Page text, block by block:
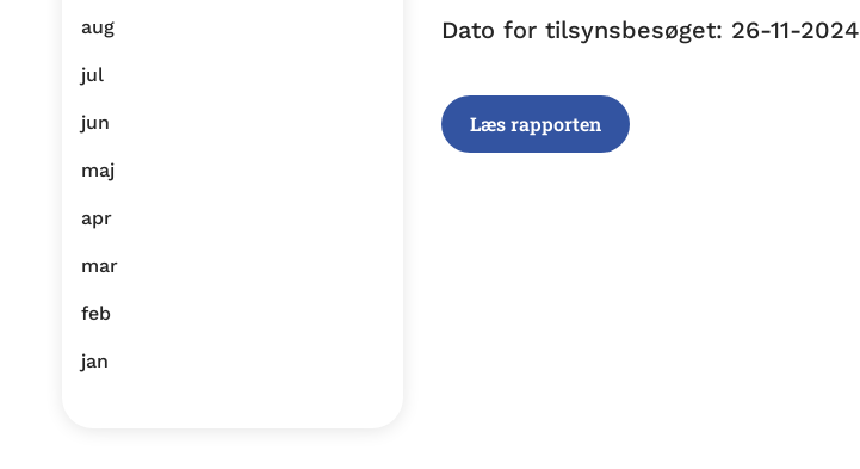
aug
jul
jun
maj
apr
mar
feb
jan
Dato for tilsynsbesøget: 26-11-2024
Læs rapporten